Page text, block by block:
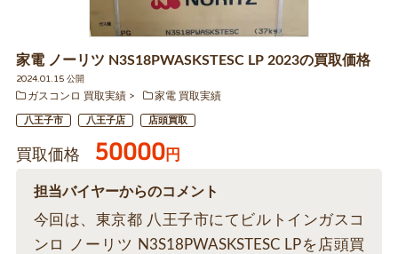
家電 ノーリツ N3S18PWASKSTESC LP 2023の買取価格
2024.01.15 公開
ガスコンロ 買取実績
家電 買取実績
八王子市 八王子店 店頭買取
買取価格 50000円
担当バイヤーからのコメント
今回は、東京都 八王子市にてビルトインガスコ
ンロ ノーリツ N3S18PWASKSTESC LPを店頭買